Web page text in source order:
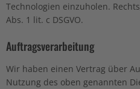
Technologien einzuholen.
Abs. 1 lit. c DSGVO.
Auftragsverarbeitung
Wir haben einen Vertrag über
Nutzung des oben genannten